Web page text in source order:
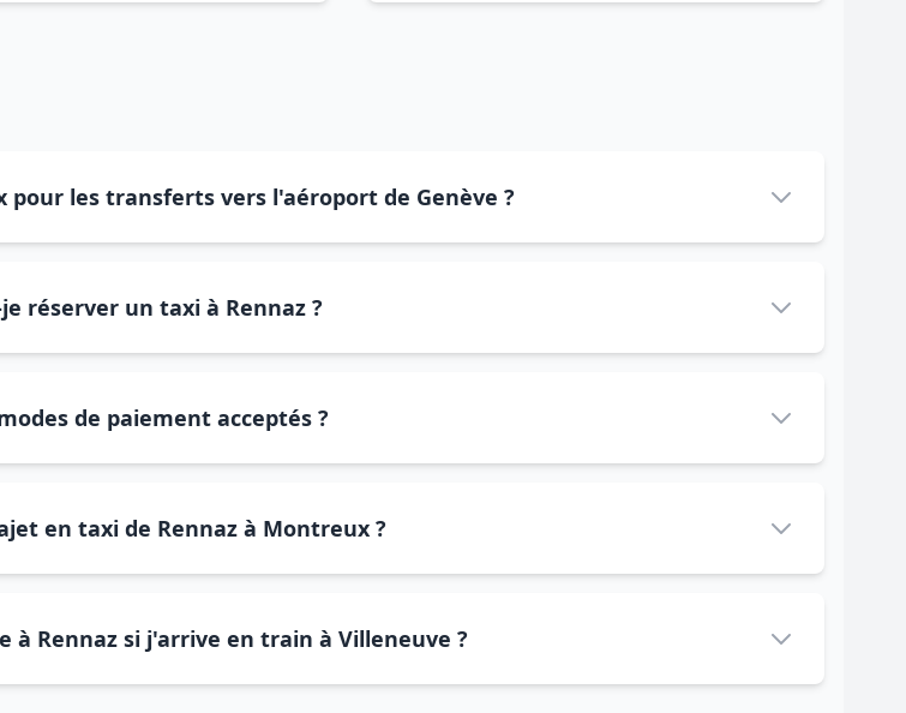
pour les transferts vers l'aéroport de Genève ?
réserver un taxi à Rennaz ?
de paiement acceptés ?
en taxi de Rennaz à Montreux ?
à Rennaz si j'arrive en train à Villeneuve ?